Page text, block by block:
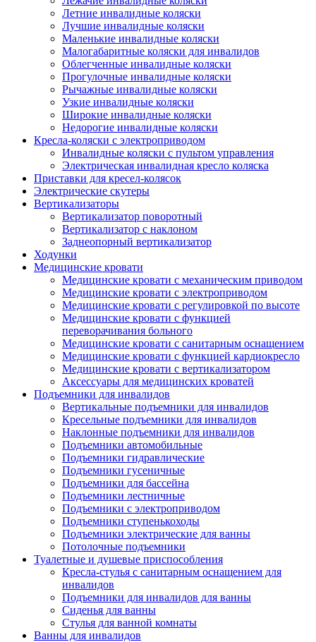
Летние инвалидные коляски
Лучшие инвалидные коляски
Маленькие инвалидные коляски
Малогабаритные коляски для инвалидов
Облегченные инвалидные коляски
Прогулочные инвалидные коляски
Рычажные инвалидные коляски
Узкие инвалидные коляски
Широкие инвалидные коляски
Недорогие инвалидные коляски
Кресла-коляски с электроприводом
Инвалидные коляски с пультом управления
Электрическая инвалидная кресло коляска
Приставки для кресел-колясок
Электрические скутеры
Вертикализаторы
Вертикализатор поворотный
Вертикализатор с наклоном
Заднеопорный вертикализатор
Ходунки
Медицинские кровати
Медицинские кровати с механическим приводом
Медицинские кровати с электроприводом
Медицинские кровати с регулировкой по высоте
Медицинские кровати с функцией
переворачивания больного
Медицинские кровати с санитарным оснащением
Медицинские кровати с функцией кардиокресло
Медицинские кровати с вертикализатором
Аксессуары для медицинских кроватей
Подъемники для инвалидов
Вертикальные подъемники для инвалидов
Кресельные подъемники для инвалидов
Наклонные подъемники для инвалидов
Подъемники автомобильные
Подъемники гидравлические
Подъемники гусеничные
Подъемники для бассейна
Подъемники лестничные
Подъемники с электроприводом
Подъемники ступенькоходы
Подъемники электрические для ванны
Потолочные подъемники
Туалетные и душевые приспособления
Кресла-стулья с санитарным оснащением для
инвалидов
Подъемники для инвалидов для ванны
Сиденья для ванны
Стулья для ванной комнаты
Ванны для инвалидов